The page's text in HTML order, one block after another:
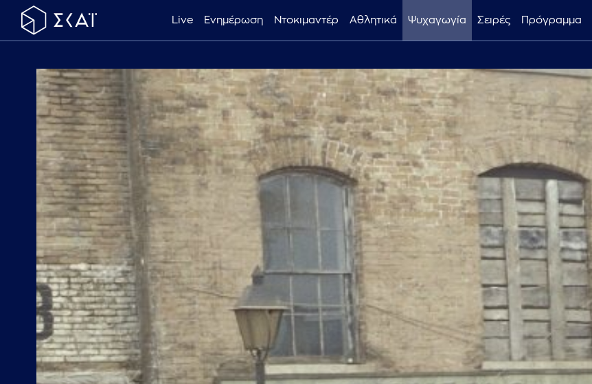
Live Ενημέρωση Ντοκιμαντέρ Αθλητικά Ψυχαγωγία Σειρές Πρόγραμμα